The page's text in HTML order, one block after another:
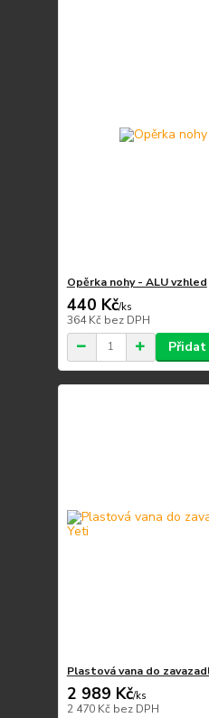
Opěrka nohy - ALU vzhled
440 Kč/ks
364 Kč bez DPH
Plastová vana do
2 989 Kč/ks
2 470 Kč bez DPH